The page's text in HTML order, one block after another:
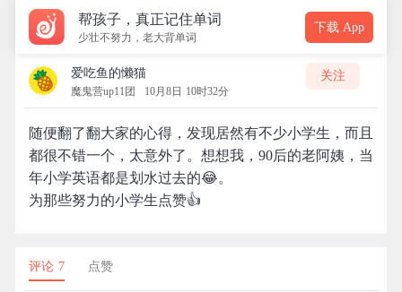
帮孩子，真正记住单词
少壮不努力，老大背单词
下载 App
爱吃鱼的懒猫
魔鬼营up11团 10月8日 10时32分
关注
随便翻了翻大家的心得，发现居然有不少小学生，而且
都很不错一个，太意外了。想想我，90后的老阿姨，当
年小学英语都是划水过去的😂。
为那些努力的小学生点赞👍
评论 7 点赞